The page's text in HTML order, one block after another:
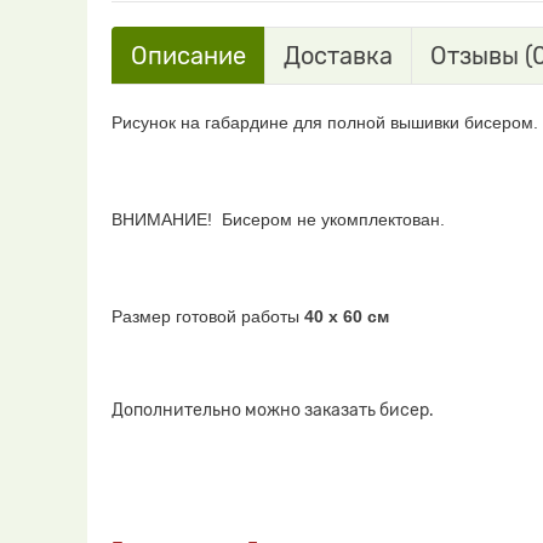
Описание Доставка Отзывы
Рисунок на габардине для полной вышивки бисером.
ВНИМАНИЕ! Бисером не укомплектован.
Размер готовой работы 40 х 60 см
Дополнительно можно заказать бисер.